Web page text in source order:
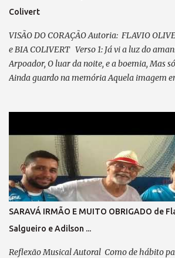
Colivert
VISÃO DO CORAÇÃO Autoria: FLAVIO
e BIA COLIVERT Verso 1: Já vi a luz do
Arpoador, O luar da noite, e a boemia, Mas
Ainda guardo na memória Aquela imagem
Refrão 1: A visão do coração... Vê mais do
quem enxerga com o instinto, E faz da mente
olhar interno, o seu ABSINTO; Dos
Feliz, é quem consegue enxergar Muito além
observar; Verso 2: Já desfilei na Avenida,
querida, Escrevi o livro da minha vida,
em lamentação, Agradeço sempre ao
minha direção. Refrão 2: A visão do coração...
SARAVÁ IRMÃO E MUITO OBRIGADO de
Salgueiro e Adilson ...
Reflexão Musical Autoral Como de hábito